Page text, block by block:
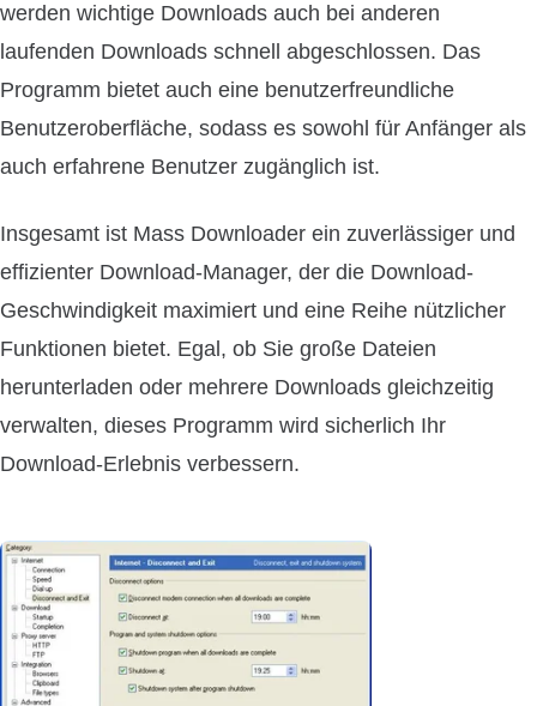
werden wichtige Downloads auch bei anderen
laufenden Downloads schnell abgeschlossen. Das
Programm bietet auch eine benutzerfreundliche
Benutzeroberfläche, sodass es sowohl für Anfänger als
auch erfahrene Benutzer zugänglich ist.
Insgesamt ist Mass Downloader ein zuverlässiger und
effizienter Download-Manager, der die Download-
Geschwindigkeit maximiert und eine Reihe nützlicher
Funktionen bietet. Egal, ob Sie große Dateien
herunterladen oder mehrere Downloads gleichzeitig
verwalten, dieses Programm wird sicherlich Ihr
Download-Erlebnis verbessern.